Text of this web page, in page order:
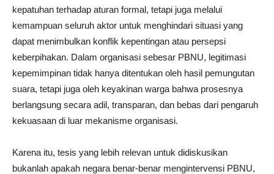
kepatuhan terhadap aturan formal, tetapi juga melalui
kemampuan seluruh aktor untuk menghindari situasi yang
dapat menimbulkan konflik kepentingan atau persepsi
keberpihakan. Dalam organisasi sebesar PBNU, legitimasi
kepemimpinan tidak hanya ditentukan oleh hasil pemungutan
suara, tetapi juga oleh keyakinan warga bahwa prosesnya
berlangsung secara adil, transparan, dan bebas dari pengaruh
kekuasaan di luar mekanisme organisasi.
Karena itu, tesis yang lebih relevan untuk didiskusikan
bukanlah apakah negara benar-benar mengintervensi PBNU,